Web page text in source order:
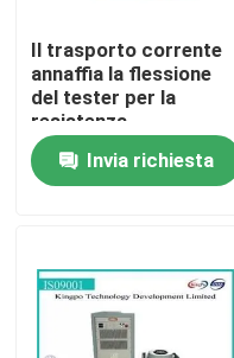
Contattici
Richieda una citazione
Apparecchiatura di
Attrezzatura di
Il trasporto corrente
annaffia la flessione
del tester per la
resistenza
dell'aspirapolvere
Invia richiesta